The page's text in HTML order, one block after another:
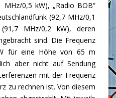
MHz/0,5 kW), „Radio BOB“
(92,7 MHz/0,1
MHz/0,2 kW), deren
sind. Die Frequenz
für eine Höhe von 65 m
aber nicht auf Sendung
mit der Frequenz
zu rechnen ist. Von diesem